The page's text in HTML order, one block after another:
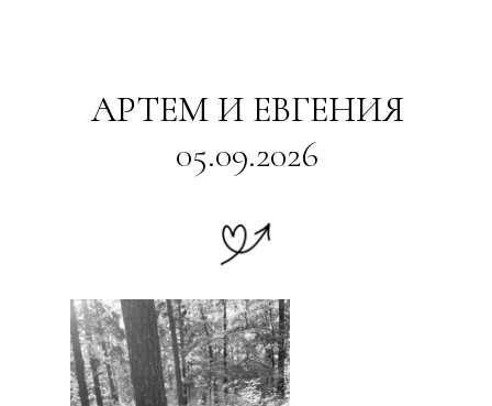
АРТЕМ И ЕВГЕНИЯ
05.09.2026